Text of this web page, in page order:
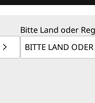
Bitte Land oder